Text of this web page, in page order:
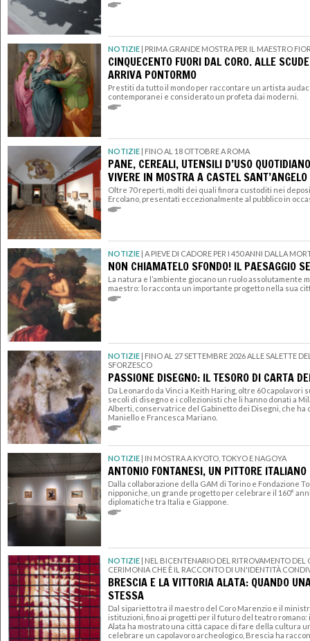
NOTIZIE | PRIMA GRANDE MOSTRA PER IL MAESTRO
CINQUECENTO FUORI DAL CORO. ALLE
ARRIVA PONTORMO
Prestiti da tutto il mondo per raccontare un artista
contemporanei e considerato un profeta dai moderni.
NOTIZIE | FINO AL 18 OTTOBRE A ROMA
PANE, CEREALI, UTENSILI D’USO
VIVERE IN MOSTRA A CASTEL SANT’ANGELO
Oltre 70 reperti, molti dei quali finora custoditi nei
Ercolano, presentati eccezionalmente al pubblico in
NOTIZIE | A PIEVE DI CADORE PER I 450 ANNI DALLA
NON CHIAMATELO SFONDO! IL PAESAGGIO
La natura e l’ambiente giocano un ruolo assolutamente
maestro: lo racconta un importante progetto nella sua
NOTIZIE | FINO AL 27 SETTEMBRE 2026 ALLE SALETTE
SFORZESCO
PASSIONE DISEGNO: IL TESORO DI CARTA
Da Leonardo da Vinci a Keith Haring, oltre 60 capolavori
secoli di disegno e i collezionisti che li hanno donati a
Alberti, conservatrice del Gabinetto dei Disegni, che ha
Maniello e Francesca Mariano.
NOTIZIE | IN MOSTRA A KYOTO, TOKYO E NAGOYA
ANTONIO FONTANESI, UN PITTORE
Dalla collaborazione della GAM di Torino e Fondazione
nipponiche, un grande progetto per celebrare il 160°
diplomatiche tra Italia e Giappone.
NOTIZIE | NEL BICENTENARIO DEL RITROVAMENTO DEL
CERIMONIA CHE È IL RACCONTO DI UN'IDENTITÀ
BRESCIA E LA VITTORIA ALATA: QUANDO
STESSA
Dal siparietto tra il maestro del Coro Marenzio e il
istituzioni, fino ai progetti per il futuro del teatro
Alata ha mostrato una città capace di fare della cultura
celebrare un capolavoro archeologico, Brescia ha